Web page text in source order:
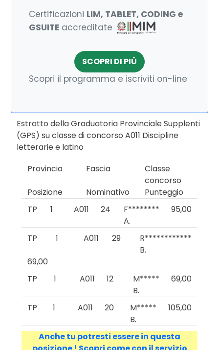
Certificazioni LIM, TABLET, CODING e
GSUITE accreditate
SCOPRI DI PIÙ
Scopri il programma e iscriviti on-line
Estratto della Graduatoria Provinciale Supplenti
(GPS) su classe di concorso A011 Discipline
letterarie e latino
Provincia
Fascia
Classe
concorso
Posizione
Nominativo
Punteggio
TP
1 A011 24
F********
A.
95,00
TP 1 A011 29
R************
B.
69,00
TP
1 A011 12
M*****
B.
69,00
TP 1 A011 20
M*****
B.
105,00
Anche tu potresti essere in questa